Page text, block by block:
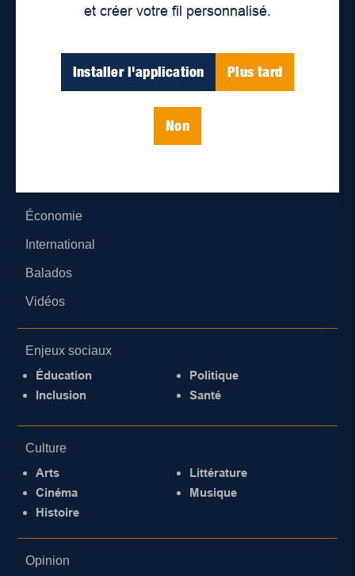
et créer votre fil personnalisé.
Installer l'application Plus tard
Non
Économie
International
Balados
Vidéos
Enjeux sociaux
Éducation
Inclusion
Politique
Santé
Culture
Arts
Cinéma
Histoire
Littérature
Musique
Opinion